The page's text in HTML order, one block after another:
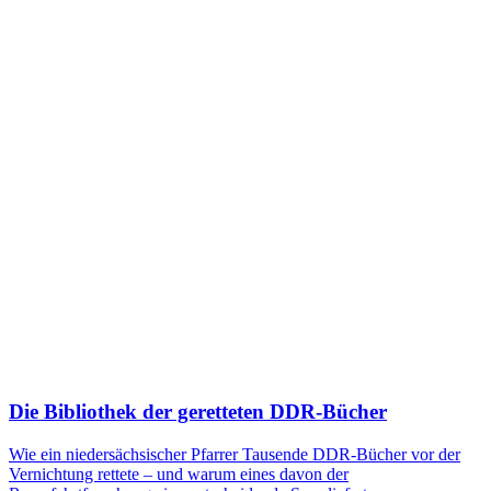
Die Bibliothek der geretteten DDR-Bücher
Wie ein niedersächsischer Pfarrer Tausende DDR-Bücher vor der
Vernichtung rettete – und warum eines davon der